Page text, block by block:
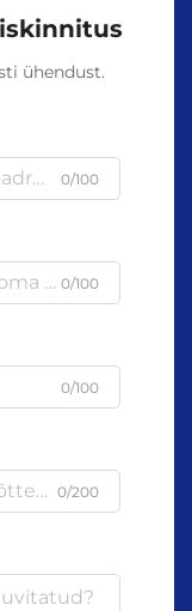
ühendust.
0/100
0/100
0/100
0/200